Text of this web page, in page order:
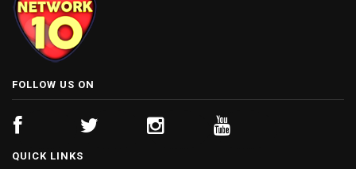
FOLLOW US ON
QUICK LINKS